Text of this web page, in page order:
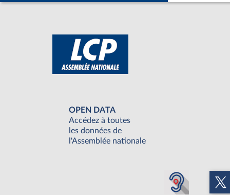
OPEN DATA
Accédez à toutes
les données de
l'Assemblée nationale